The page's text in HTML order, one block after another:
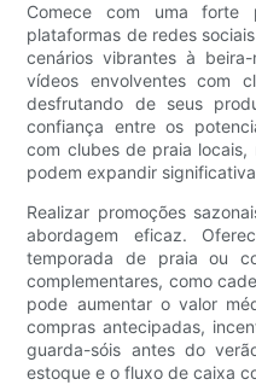
Comece com uma forte
plataformas de redes
cenários vibrantes à
vídeos envolventes com
desfrutando de seus
confiança entre os
com clubes de praia
podem expandir
Realizar promoções
abordagem eficaz.
temporada de praia ou
complementares, como
pode aumentar o valor
compras antecipadas,
guarda-sóis antes do
estoque e o fluxo de caixa